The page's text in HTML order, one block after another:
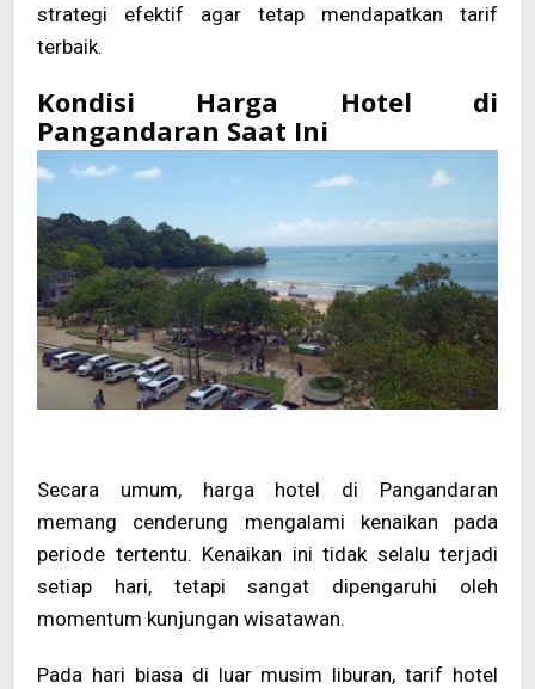
strategi efektif agar tetap mendapatkan tarif
terbaik.
Kondisi Harga Hotel di
Pangandaran Saat Ini
Secara umum, harga hotel di Pangandaran
memang cenderung mengalami kenaikan pada
periode tertentu. Kenaikan ini tidak selalu terjadi
setiap hari, tetapi sangat dipengaruhi oleh
momentum kunjungan wisatawan.
Pada hari biasa di luar musim liburan, tarif hotel